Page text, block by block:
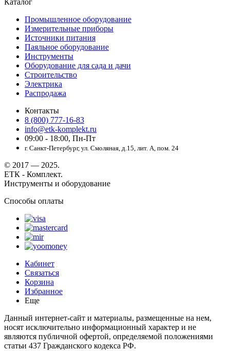
Каталог
Промышленное оборудование
Измерительные приборы
Источники питания
Паяльное оборудование
Инструменты
Оборудование для сада и дачи
Строительство
Электрика
Распродажа
Контакты
8 (800) 777-16-83
info@etk-komplekt.ru
09:00 - 18:00, Пн-Пт
г. Санкт-Петербург, ул. Смоляная, д.15, лит. А, пом. 24
© 2017 — 2025.
ЕТК - Комплект.
Инструменты и оборудование
Способы оплаты
Кабинет
Связаться
Корзина
Избранное
Еще
Данный интернет-сайт и материалы, размещенные на нем,
носят исключительно информационный характер и не
являются публичной офертой, определяемой положениями
статьи 437 Гражданского кодекса РФ.